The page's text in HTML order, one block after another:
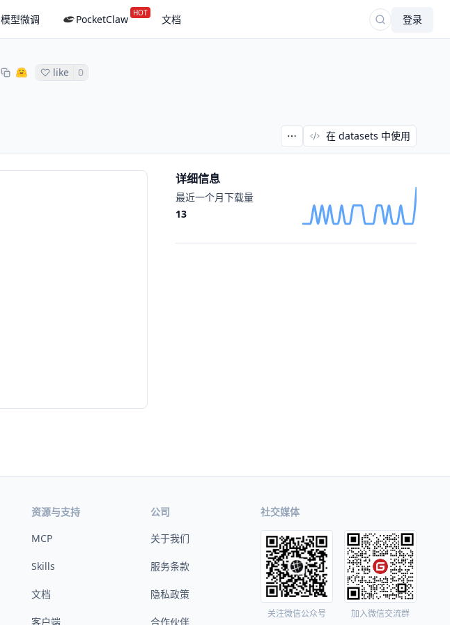
模型微调 PocketClaw HOT 文档 登录
like 0
在 datasets 中使用
详细信息
最近一个月下载量
13
资源与支持
MCP
Skills
文档
客户端
公司
关于我们
服务条款
隐私政策
合作伙伴
社交媒体
关注微信公众号 加入微信交流群